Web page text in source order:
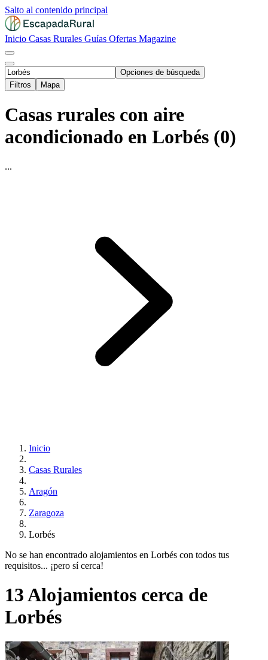
Salto al contenido principal
Inicio Casas Rurales Guías Ofertas Magazine
Opciones de búsqueda
Filtros
Mapa
Casas rurales con aire
acondicionado en Lorbés (0)
...
Inicio
Casas Rurales
Aragón
Zaragoza
Lorbés
No se han encontrado alojamientos en Lorbés con todos tus
requisitos... ¡pero sí cerca!
13 Alojamientos cerca de
Lorbés